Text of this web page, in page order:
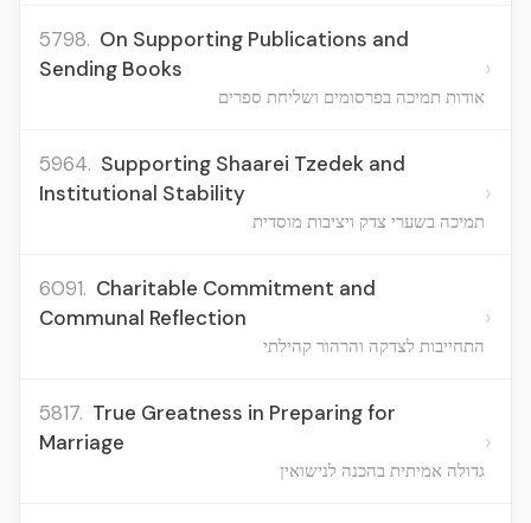
5798. On Supporting Publications and
Sending Books
אודות תמיכה בפרסומים ושליחת ספרים
›
5964. Supporting Shaarei Tzedek and
Institutional Stability
תמיכה בשערי צדק ויציבות מוסדית
›
6091. Charitable Commitment and
Communal Reflection
התחייבות לצדקה והרהור קהילתי
›
5817. True Greatness in Preparing for
Marriage
גדולה אמיתית בהכנה לנישואין
›